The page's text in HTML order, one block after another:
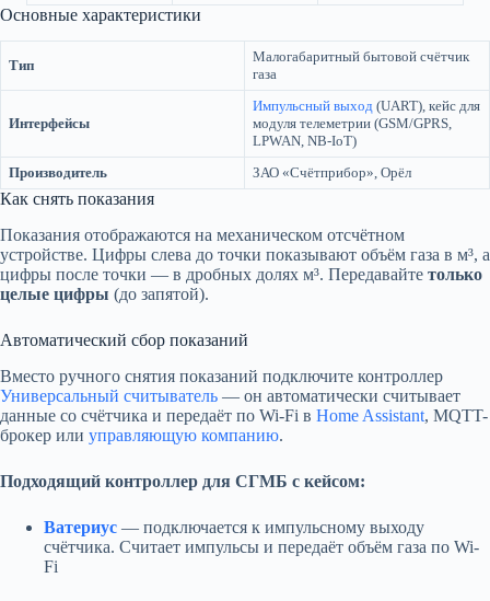
Основные характеристики
Тип
Малогабаритный бытовой счётчик
газа
Интерфейсы
Импульсный выход (UART), кейс для
модуля телеметрии (GSM/GPRS,
LPWAN, NB-IoT)
Производитель
ЗАО «Счётприбор», Орёл
Как снять показания
Показания отображаются на механическом отсчётном
устройстве. Цифры слева до точки показывают объём газа в м³, а
цифры после точки — в дробных долях м³. Передавайте только
целые цифры (до запятой).
Автоматический сбор показаний
Вместо ручного снятия показаний подключите контроллер
Универсальный считыватель — он автоматически считывает
данные со счётчика и передаёт по Wi-Fi в Home Assistant, MQTT-
брокер или управляющую компанию.
Подходящий контроллер для СГМБ с кейсом:
Ватериус — подключается к импульсному выходу
счётчика. Считает импульсы и передаёт объём газа по Wi-
Fi